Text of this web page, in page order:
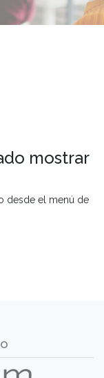
mostrar
desde el menú de